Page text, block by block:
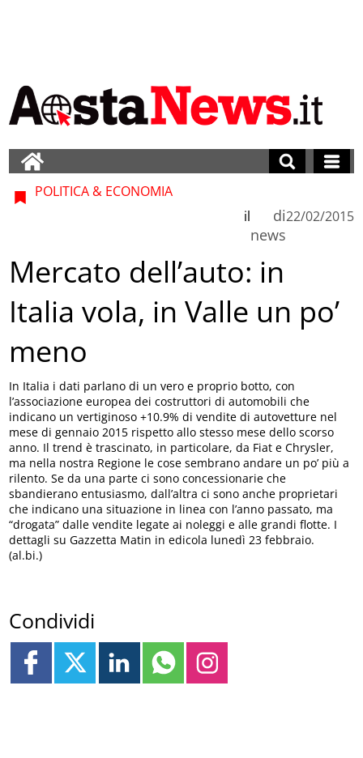
POLITICA & ECONOMIA
di
news
il 22/02/2015
Mercato dell’auto: in
Italia vola, in Valle un po’
meno
In Italia i dati parlano di un vero e proprio botto, con
l’associazione europea dei costruttori di automobili che
indicano un vertiginoso +10.9% di vendite di autovetture nel
mese di gennaio 2015 rispetto allo stesso mese dello scorso
anno. Il trend è trascinato, in particolare, da Fiat e Chrysler,
ma nella nostra Regione le cose sembrano andare un po’ più a
rilento. Se da una parte ci sono concessionarie che
sbandierano entusiasmo, dall’altra ci sono anche proprietari
che indicano una situazione in linea con l’anno passato, ma
“drogata” dalle vendite legate ai noleggi e alle grandi flotte. I
dettagli su Gazzetta Matin in edicola lunedì 23 febbraio.
(al.bi.)
Condividi